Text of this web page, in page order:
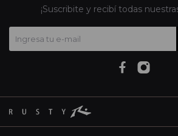
¡Suscribite y recibí todas